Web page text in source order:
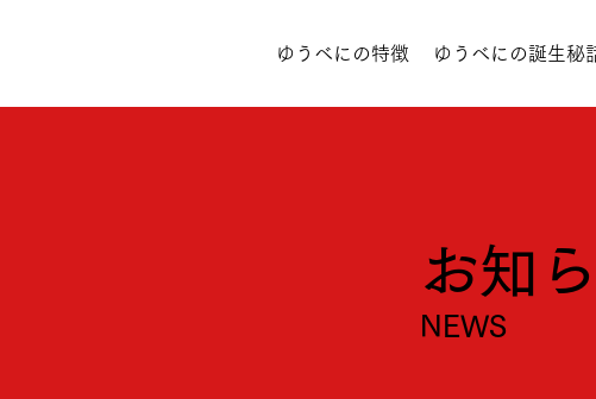
ゆうべにの特徴 ゆうべにの誕生秘
お知
NEWS